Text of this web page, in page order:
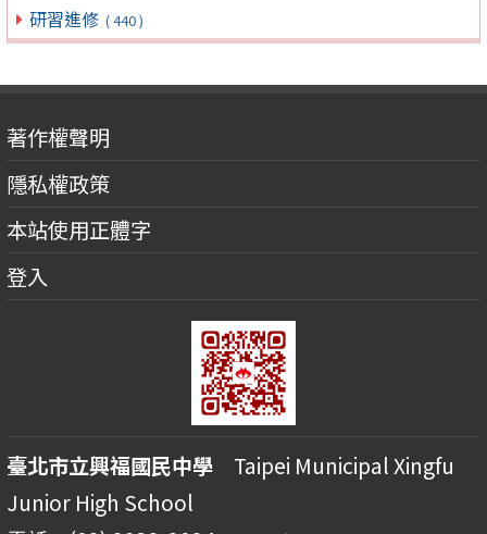
研習進修 ( 440 )
著作權聲明
隱私權政策
本站使用正體字
登入
臺北市立興福國民中學 Taipei Municipal Xingfu
Junior High School